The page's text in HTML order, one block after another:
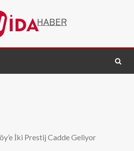
İki Prestij Cadde Geliyor